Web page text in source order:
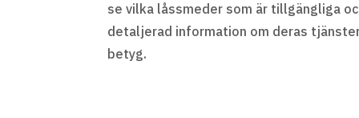
se vilka låssmeder som är tillgängliga
detaljerad information om deras
betyg.